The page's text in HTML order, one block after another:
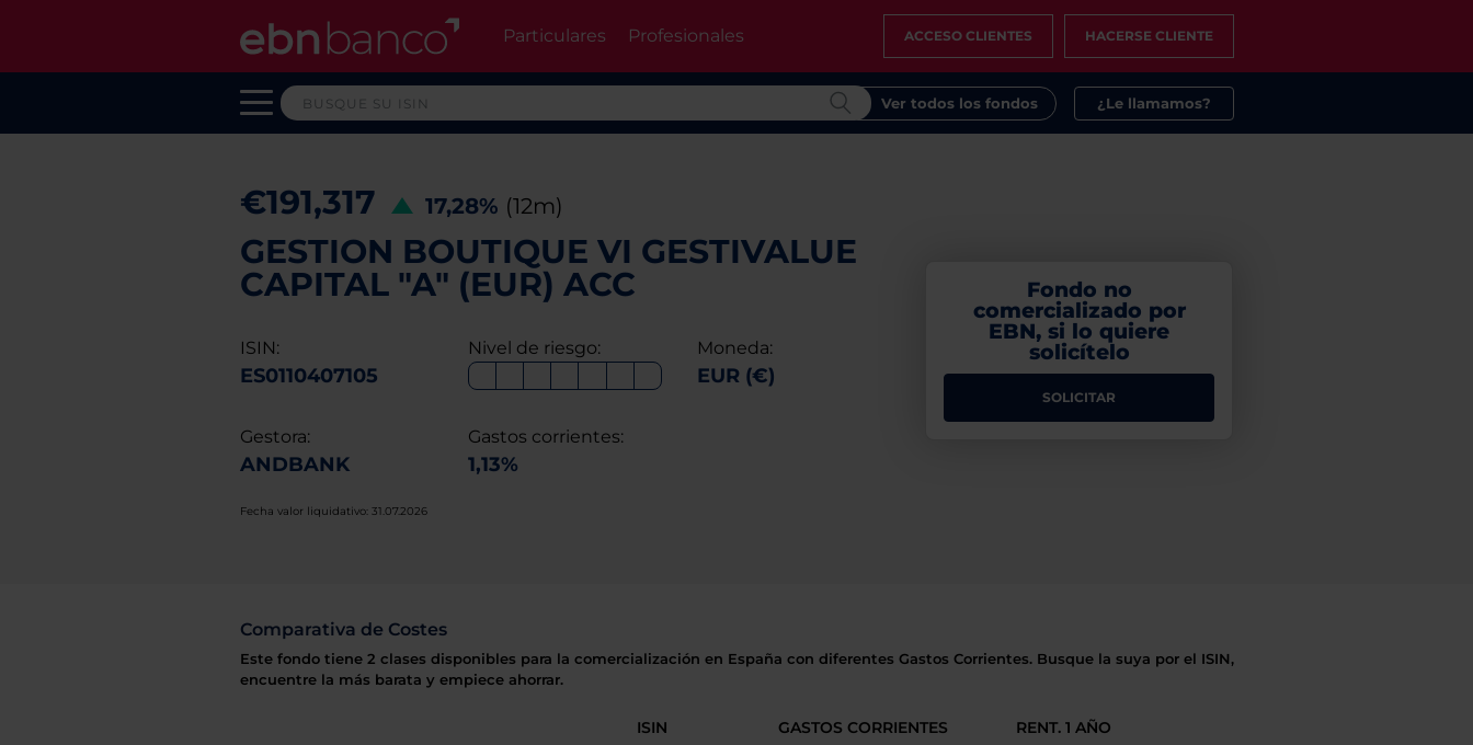
Particulares Profesionales ACCESO CLIENTES HACERSE CLIENTE
Ver todos los fondos ¿Le llamamos?
€191,317 17,28% (12m)
GESTION BOUTIQUE VI GESTIVALUE
CAPITAL "A" (EUR) ACC
ISIN:
ES0110407105
Nivel de riesgo: Moneda:
EUR (€)
Gestora:
ANDBANK
Gastos corrientes:
1,13%
Fecha valor liquidativo: 31.07.2026
Fondo no
comercializado por
EBN, si lo quiere
solicítelo
SOLICITAR
Comparativa de Costes
Este fondo tiene 2 clases disponibles para la comercialización en España con diferentes Gastos Corrientes. Busque la suya por el ISIN,
encuentre la más barata y empiece ahorrar.
ISIN GASTOS CORRIENTES RENT. 1 AÑO